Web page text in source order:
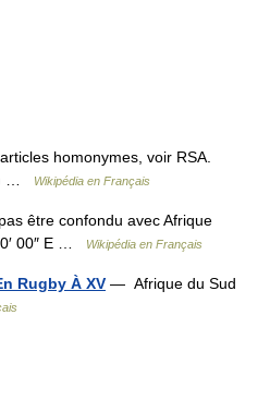
homonymes, voir RSA.
…
Wikipédia en Français
être confondu avec Afrique
00″ E …
Wikipédia en Français
Rugby À XV — Afrique du Sud